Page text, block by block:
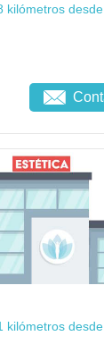
kilómetros
kilómetros